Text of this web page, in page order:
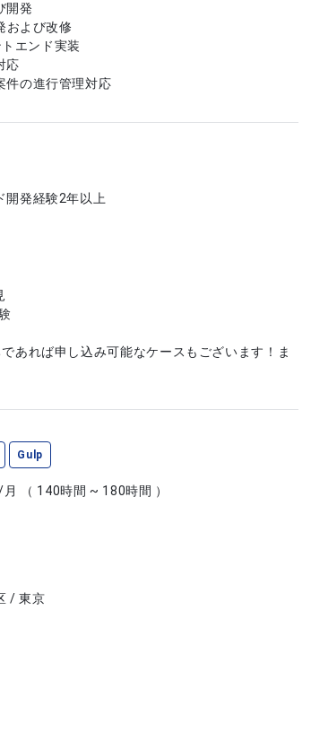
開発
および改修
エンド実装
応
件の進行管理対応
開発経験2年以上
あれば申し込み可能なケースもございます！ま
Gulp
（ 140時間 ~ 180時間 ）
/ 東京